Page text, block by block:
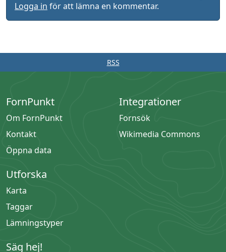
Logga in för att lämna en kommentar.
RSS
FornPunkt
Om FornPunkt
Kontakt
Öppna data
Integrationer
Fornsök
Wikimedia Commons
Utforska
Karta
Taggar
Lämningstyper
Säg hej!